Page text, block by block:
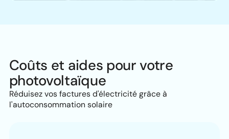
Coûts et aides pour votre
photovoltaïque
Réduisez vos factures d'électricité grâce à
l'autoconsommation solaire